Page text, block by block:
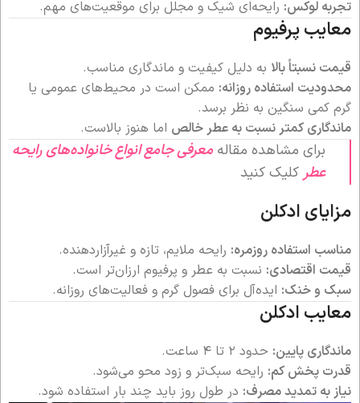
تجربه لوکس: رایحه‌ای شیک و مجلل برای موقعیت‌های مهم.
معایب پرفیوم
قیمت نسبتاً بالا به دلیل کیفیت و ماندگاری مناسب.
محدودیت استفاده روزانه: ممکن است در محیط‌های عمومی یا
گرم کمی سنگین به نظر برسد.
ماندگاری کمتر نسبت به عطر خالص اما هنوز بالاست.
برای مشاهده مقاله معرفی جامع انواع خانواده‌های رایحه
عطرکلیک کنید
مزایای ادکلن
مناسب استفاده روزمره: رایحه ملایم، تازه و غیرآزاردهنده.
قیمت اقتصادی: نسبت به عطر و پرفیوم ارزان‌تر است.
سبک و خنک: ایده‌آل برای فصول گرم و فعالیت‌های روزانه.
معایب ادکلن
ماندگاری پایین: حدود ۲ تا ۴ ساعت.
قدرت پخش کم: رایحه سبک‌تر و زود محو می‌شود.
نیاز به تمدید مصرف: در طول روز باید چند بار استفاده شود.